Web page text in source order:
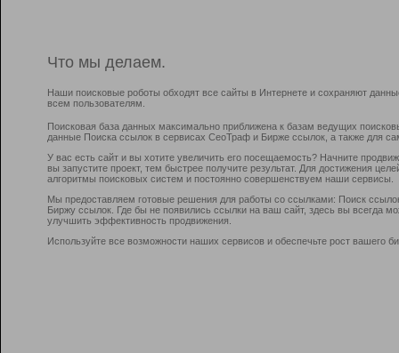
Что мы делаем.
Наши поисковые роботы обходят все сайты в Интернете и сохраняют
всем пользователям.
Поисковая база данных максимально приближена к базам ведущих
данные Поиска ссылок в сервисах СеоТраф и Бирже ссылок, а также для
У вас есть сайт и вы хотите увеличить его посещаемость? Начните
вы запустите проект, тем быстрее получите результат. Для достижения
алгоритмы поисковых систем и постоянно совершенствуем наши сервисы.
Мы предоставляем готовые решения для работы со ссылками: Поиск
Биржу ссылок. Где бы не появились ссылки на ваш сайт, здесь вы всегда
улучшить эффективность продвижения.
Используйте все возможности наших сервисов и обеспечьте рост вашего